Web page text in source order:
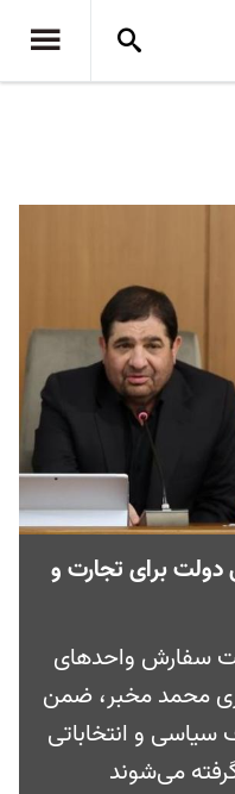
دولت برای تجارت و
سفارش واحدهای
محمد مخبر، ضمن
سیاسی و انتخاباتی
می‌شوند